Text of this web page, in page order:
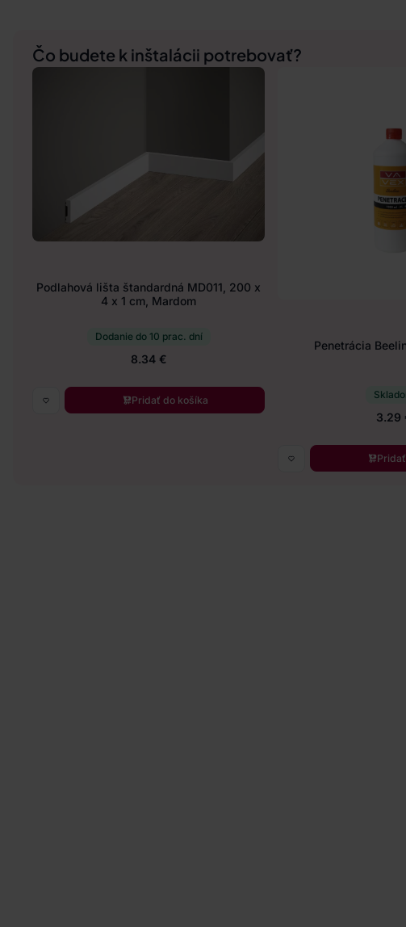
Čo budete k inštalácii potrebovať?
Podlahová lišta štandardná MD011, 200 x
4 x 1 cm, Mardom
Dodanie do 10 prac. dní
8.34 €
Pridať do košíka
Penetrácia
3.29